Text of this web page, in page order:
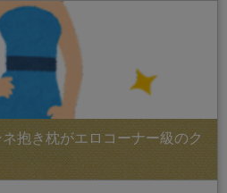
抱き枕がエロコーナー級のク